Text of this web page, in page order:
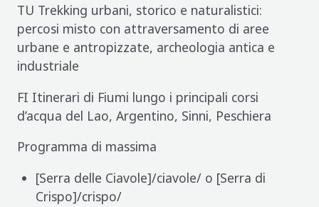
TU Trekking urbani, storico e naturalistici:
percosi misto con attraversamento di aree
urbane e antropizzate, archeologia antica e
industriale
FI Itinerari di Fiumi lungo i principali corsi
d’acqua del Lao, Argentino, Sinni, Peschiera
Programma di massima
[Serra delle Ciavole]/ciavole/ o [Serra di
Crispo]/crispo/